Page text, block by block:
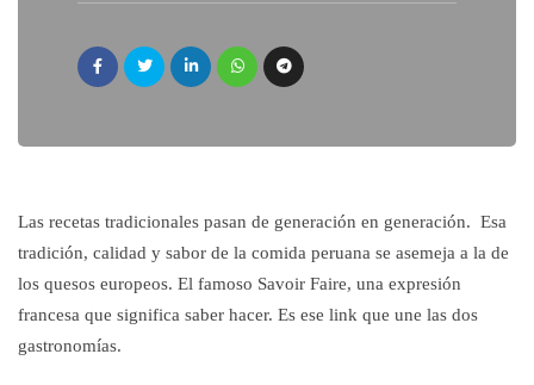
Las recetas tradicionales pasan de generación en generación. Esa
tradición, calidad y sabor de la comida peruana se asemeja a la de
los quesos europeos. El famoso Savoir Faire, una expresión
francesa que significa saber hacer. Es ese link que une las dos
gastronomías.